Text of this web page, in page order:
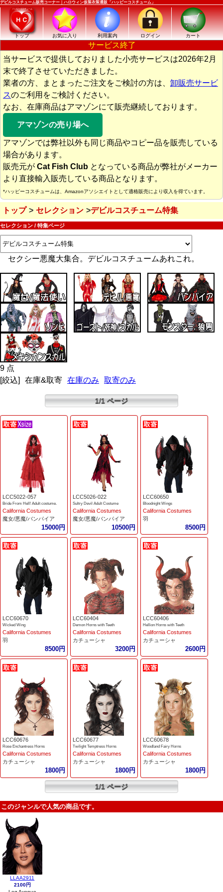
デビルコスチューム販売コーナー｜ハロウィン仮装衣装通販「ハッピーコスチューム」
トップ お気に入り 利用案内 ログイン カート
サービス終了
当サービスで提供しておりました小売サービスは2026年2月
末で終了させていただきました。
業者の方、まとまったご注文をご検討の方は、 卸販売サービ
スのご利用をご検討ください。
なお、在庫商品はアマゾンにて販売継続しております。
アマゾンの売り場へ
アマゾンでは弊社以外も同じ商品やコピー品を販売している
場合があります。
販売元が Cat Fish Club となっている商品が弊社がメーカー
より直接輸入販売している商品となります。
*ハッピーコスチュームは、Amazonアソシエイトとして適格販売により収入を得ています。
トップ セレクション デビルコスチューム特集
セレクション / 特集ページ
セクシー悪魔大集合。デビルコスチュームあれこれ。
9 点
[絞込]
在庫&取寄 在庫のみ 取寄のみ
1/1 ページ
LCC5022-057
Bride From Hell! Adult costume.
California Costumes
魔女/悪魔/バンパイア
15000円
LCC5026-022
Sultry Devil Adult Costume
California Costumes
魔女/悪魔/バンパイア
10500円
LCC60650
Bloodnight Wings
California Costumes
羽
8500円
LCC60670
Wicked Wing
California Costumes
羽
8500円
LCC60404
Demon Horns with Teeth
California Costumes
カチューシャ
3200円
LCC60406
Hellion Horns with Teeth
California Costumes
カチューシャ
2600円
LCC60676
Rose Enchantress Horns
California Costumes
カチューシャ
1800円
LCC60677
Twilight Temptress Horns
California Costumes
カチューシャ
1800円
LCC60678
Woodland Fairy Horns
California Costumes
カチューシャ
1800円
1/1 ページ
このジャンルで人気の商品です。
LLAA2911
2100円